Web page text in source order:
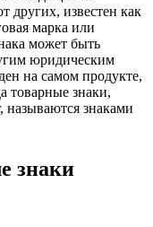
других, известен как
марка или
может быть
юридическим
на самом продукте,
товарные знаки,
называются знаками
которая владеет
В соответствии
знаки